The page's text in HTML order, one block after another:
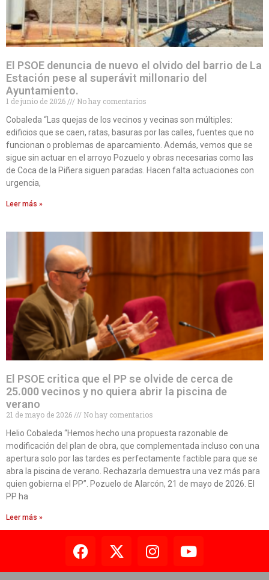
El PSOE denuncia de nuevo el olvido del barrio de La
Estación pese al superávit millonario del
Ayuntamiento.
1 de junio de 2026
No hay comentarios
Cobaleda “Las quejas de los vecinos y vecinas son múltiples:
edificios que se caen, ratas, basuras por las calles, fuentes que no
funcionan o problemas de aparcamiento. Además, vemos que se
sigue sin actuar en el arroyo Pozuelo y obras necesarias como las
de Coca de la Piñera siguen paradas. Hacen falta actuaciones con
urgencia,
Leer más »
El PSOE critica que el PP se olvide de cerca de
25.000 vecinos y no quiera abrir la piscina de
verano
21 de mayo de 2026
No hay comentarios
Helio Cobaleda “Hemos hecho una propuesta razonable de
modificación del plan de obra, que complementada incluso con una
apertura solo por las tardes es perfectamente factible para que se
abra la piscina de verano. Rechazarla demuestra una vez más para
quien gobierna el PP”. Pozuelo de Alarcón, 21 de mayo de 2026. El
PP ha
Leer más »